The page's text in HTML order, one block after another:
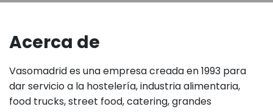
Acerca de
Vasomadrid es una empresa creada en 1993 para
dar servicio a la hostelería, industria alimentaria,
food trucks, street food, catering, grandes